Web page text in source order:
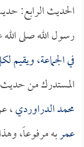
الحديث الرابع:
رسول الله صلى
في الجماعة، ويقيم
المستدرك من
محمد الدراوردي،
عمربه مرفوعاً،